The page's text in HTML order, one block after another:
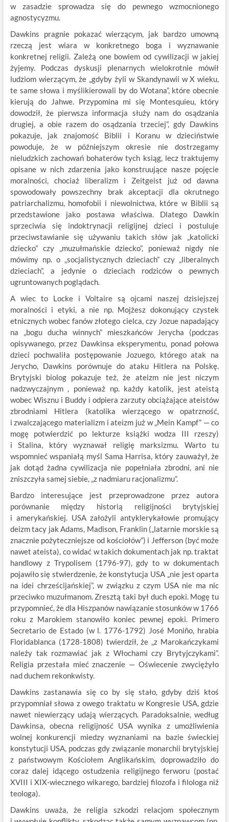
w zasadzie sprowadza się do pewnego wzmocnionego
agnostycyzmu.
Dawkins pragnie pokazać wierzącym, jak bardzo umowną
rzeczą jest wiara w konkretnego boga i wyznawanie
konkretnej religii. Zależą one bowiem od cywilizacji w jakiej
żyjemy. Podczas dyskusji plenarnych wielokrotnie mówił
ludziom wierzącym, że „gdyby żyli w Skandynawii w X wieku,
te same słowa i myślikierowali by do Wotana”, które obecnie
kierują do Jahwe. Przypomina mi się Montesquieu, który
dowodził, że pierwsza informacja służy nam do osądzania
drugiej, a obie razem do osądzania trzeciej”, gdy Dawkins
pokazuje, jak znajomość Biblii i Koranu w dzieciństwie
powoduje, że w późniejszym okresie nie dostrzegamy
nieludzkich zachowań bohaterów tych ksiąg, lecz traktujemy
opisane w nich zdarzenia jako konstruujące nasze pojęcie
moralności, chociaż liberalizm i Zeitgeist już od dawna
spowodowały powszechny brak akceptacji dla okrutnego
patriarchalizmu, homofobii i niewolnictwa, które w Biblii są
przedstawione jako postawa właściwa. Dlatego Dawkin
sprzeciwia się indoktrynacji religijnej dzieci i postuluje
przeciwstawianie się używaniu takich słów jak „katolicki
dziecko” czy „muzułmańskie dziecko”, ponieważ nigdy nie
mówimy np. o „socjalistycznych dzieciach” czy „liberalnych
dzieciach”, a jedynie o dzieciach rodziców o pewnych
ugruntowanych poglądach.
A wiec to Locke i Voltaire są ojcami naszej dzisiejszej
moralności i etyki, a nie np. Mojżesz dokonujący czystek
etnicznych wobec fanów złotego cielca, czy Jozue napadający
na „bogu ducha winnych” mieszkańców Jerycha (podczas
opisywanego, przez Dawkinsa eksperymentu, ponad połowa
dzieci pochwaliła postępowanie Jozuego, którego atak na
Jerycho, Dawkins porównuje do ataku Hitlera na Polskę.
Brytyjski biolog pokazuje też, że ateizm nie jest niczym
nadzwyczajnym , ponieważ np. każdy katolik, jest ateistą
wobec Wisznu i Buddy i odpiera zarzuty obciążające ateistów
zbrodniami Hitlera (katolika wierzącego w opatrzność,
i zwalczającego materializm i ateizm już w „Mein Kampf” — co
mogę potwierdzić po lekturze książki wodza III rzeszy)
i Stalina, który wyznawał religię marksizmu. Warto tu
wspomnieć wspaniałą myśl Sama Harrisa, który zauważył, że
jak dotąd żadna cywilizacja nie popełniała zbrodni, ani nie
zniszczyła samej siebie, „z nadmiaru racjonalizmu”.
Bardzo interesujące jest przeprowadzone przez autora
porównanie między historią religijności brytyjskiej
i amerykańskiej. USA założyli antyklerykałowie promujący
deizm tacy jak Adams, Madison, Franklin („latarnie morskie są
znacznie pożyteczniejsze od kościołów”) i Jefferson (być może
nawet ateista), co widać w takich dokumentach jak np. traktat
handlowy z Trypolisem (1796-97), gdy to w dokumentach
pojawiło się stwierdzenie, że konstytucja USA „nie jest oparta
na idei chrześcijańskiej”, w związku z czym USA nie ma nic
przeciwko muzułmanom. Zresztą taki był duch epoki. Mogę tu
przypomnieć, że dla Hiszpanów nawiązanie stosunków w 1766
roku z Marokiem stanowiło koniec pewnej epoki. Primero
Secretario de Estado (w l. 1776-1792) José Moniño, hrabia
Floridablanca (1728-1808) twierdził, że „z Marokańczykami
należy tak rozmawiać jak z Włochami czy Brytyjczykami”.
Religia przestała mieć znaczenie — Oświecenie zwyciężyło
nad duchem rekonkwisty.
Dawkins zastanawia się co by się stało, gdyby dziś ktoś
przypomniał słowa z owego traktatu w Kongresie USA, gdzie
nawet niewierzący udają wierzących. Paradoksalnie, według
Dawkinsa, obecna religijność USA wynika z umożliwienia
wolnej konkurencji miedzy wyznaniami na bazie świeckiej
konstytucji USA, podczas gdy związanie monarchii brytyjskiej
z państwowym Kościołem Anglikańskim, doprowadziło do
coraz dalej idącego ostudzenia religijnego ferworu (postać
XVIII i XIX-wiecznego wikarego, bardziej filozofa i filologa niż
teologa).
Dawkins uważa, że religia szkodzi relacjom społecznym